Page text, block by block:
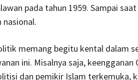
pada tahun 1959. Sampai
nasional.
memang begitu kental dalam
ini. Misalnya saja,
dan pemikir Islam terkemuka,